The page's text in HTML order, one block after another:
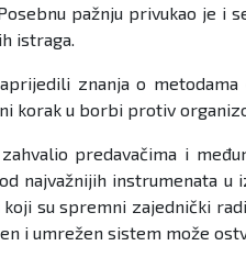
pažnju privukao je
istraga.
znanja o
korak u borbi protiv
predavačima i
najvažnijih instrumenata
su spremni zajednički
i umrežen sistem može